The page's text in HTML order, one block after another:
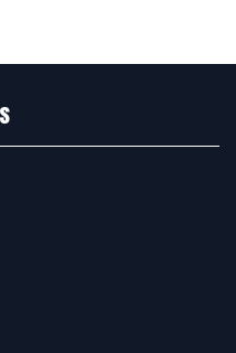
- 17u00
- 17u00
- 17u00